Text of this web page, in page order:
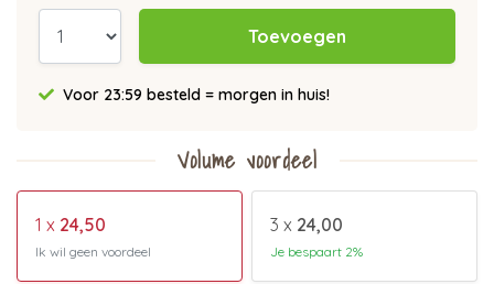
Toevoegen
Voor 23:59 besteld = morgen in huis!
Volume voordeel
1 x 24,50
Ik wil geen voordeel
3 x 24,00
Je bespaart 2%